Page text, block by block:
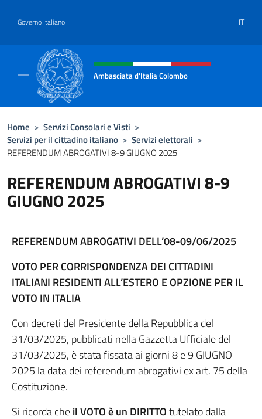
Governo Italiano IT
Intestazione sito, social e menù
Ambasciata d'Italia Colombo
Home > Servizi Consolari e Visti >
Servizi per il cittadino italiano > Servizi elettorali >
REFERENDUM ABROGATIVI 8-9 GIUGNO 2025
REFERENDUM ABROGATIVI 8-9
GIUGNO 2025
REFERENDUM ABROGATIVI DELL’08-09/06/2025
VOTO PER CORRISPONDENZA DEI CITTADINI
ITALIANI RESIDENTI ALL’ESTERO E OPZIONE PER IL
VOTO IN ITALIA
Con decreti del Presidente della Repubblica del
31/03/2025, pubblicati nella Gazzetta Ufficiale del
31/03/2025, è stata fissata ai giorni 8 e 9 GIUGNO
2025 la data dei referendum abrogativi ex art. 75 della
Costituzione.
Si ricorda cheil VOTO è un DIRITTOtutelato dalla